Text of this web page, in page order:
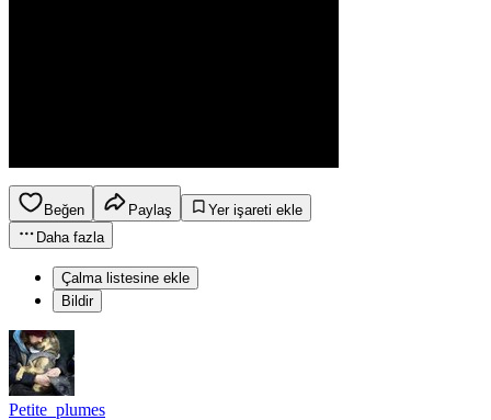
Beğen Paylaş
Yer işareti ekle
Daha fazla
Çalma listesine ekle
Bildir
Petite_plumes